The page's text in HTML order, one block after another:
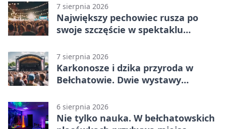
7 sierpnia 2026
Największy pechowiec rusza po
swoje szczęście w spektaklu
7 sierpnia 2026
Karkonosze i dzika przyroda w
Bełchatowie. Dwie wystawy
6 sierpnia 2026
Nie tylko nauka. W bełchatowskich